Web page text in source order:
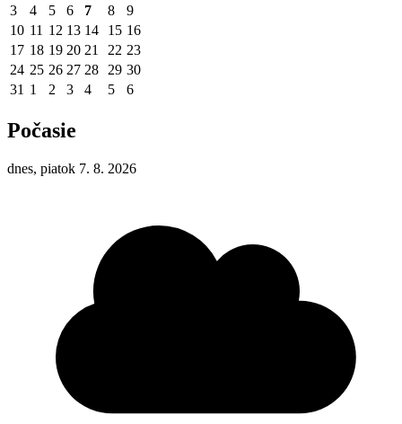
3
4 5 6 7 8
9
10 11 12 13 14 15 16
17 18 19 20 21 22 23
24 25 26 27 28 29 30
31 1 2 3 4 5 6
Počasie
dnes, piatok 7. 8. 2026